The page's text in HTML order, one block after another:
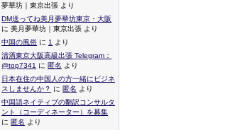
夢華坊｜東京出張 より
DM送ってね美月夢華坊東京・大阪
に 美月夢華坊｜東京出張 より
中国の風俗 に 1
より
清酒東京大阪高級出張 Telegram：
@top7341 に 匿名 より
日本在住の中国人の方一緒にビジネ
スしませんか？ に 匿名 より
中国語ネイティブの翻訳コンサルタ
ント（コーディネーター）を募集
に 匿名 より